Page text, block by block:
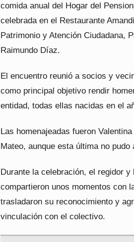
comida anual del Hogar del
celebrada en el Restaurante
Patrimonio y Atención Ciudadana,
Raimundo Díaz.
El encuentro reunió a socios y
como principal objetivo rendir
entidad, todas ellas nacidas en el
Las homenajeadas fueron
Mateo, aunque esta última no
Durante la celebración, el regidor
compartieron unos momentos con
trasladaron su reconocimiento y
vinculación con el colectivo.